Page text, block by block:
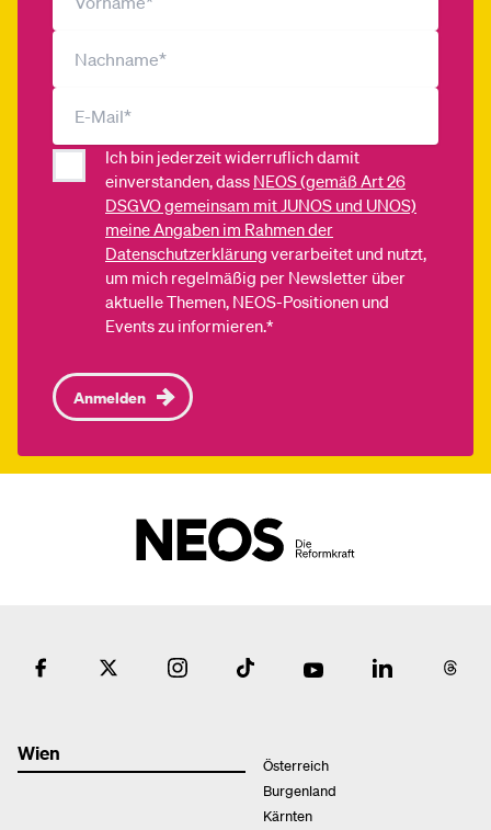
Ich bin jederzeit widerruflich damit
einverstanden, dass NEOS (gemäß Art 26
DSGVO gemeinsam mit JUNOS und UNOS)
meine Angaben im Rahmen der
Datenschutzerklärung verarbeitet und nutzt,
um mich regelmäßig per Newsletter über
aktuelle Themen, NEOS-Positionen und
Events zu informieren.*
Anmelden
Wien
Österreich
Burgenland
Kärnten